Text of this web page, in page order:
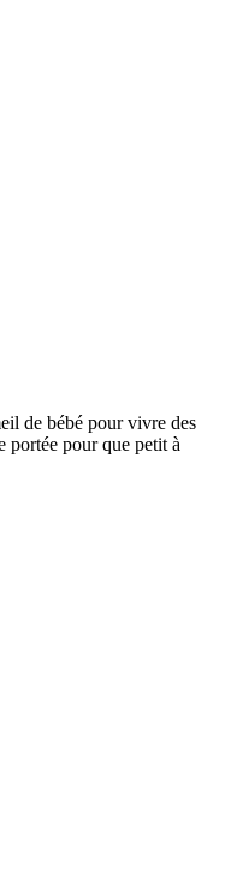
de bébé pour vivre des
portée pour que petit à